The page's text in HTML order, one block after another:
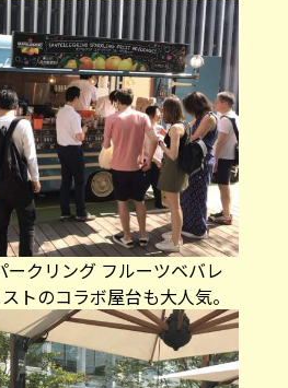
ークリング フルーツベバレ
トのコラボ屋台も大人気。